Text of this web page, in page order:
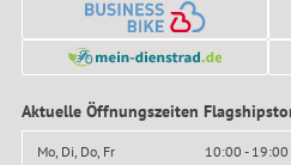
Aktuelle Öffnungszeiten
Mo, Di, Do, Fr
10:00 -